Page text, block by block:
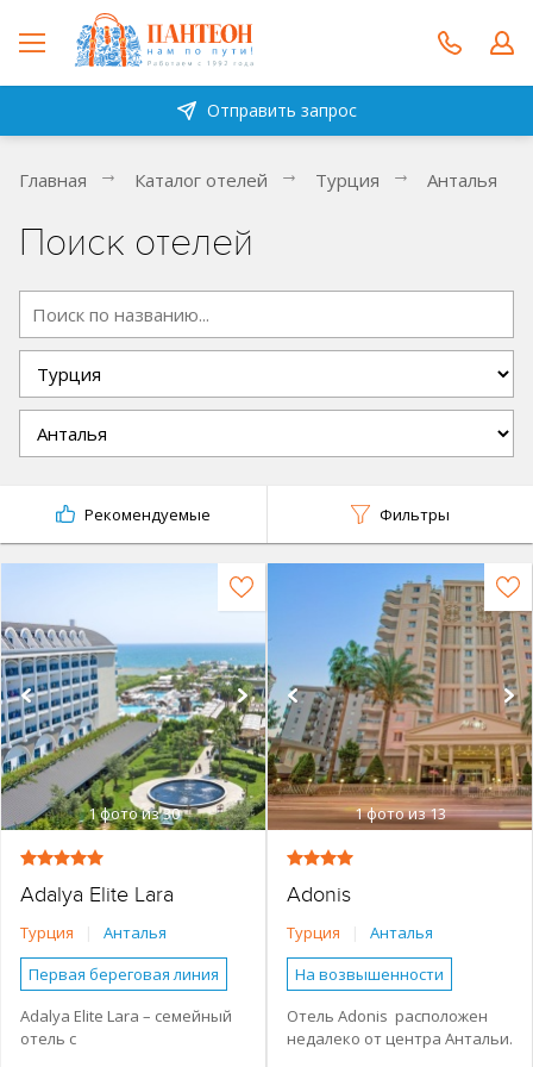
Отправить запрос
Главная Каталог отелей Турция Анталья
Поиск отелей
Рекомендуемые Фильтры
1фото из 30
Adalya Elite Lara
Турция
Анталья
Первая береговая линия
Основное здание
Семейные номера
Adalya Elite Lara – семейный
отель с
1фото из 13
Adonis
Турция
Анталья
На возвышенности
Первая береговая линия
Основное здание
Отель Adonis расположен
недалеко от центра Антальи.